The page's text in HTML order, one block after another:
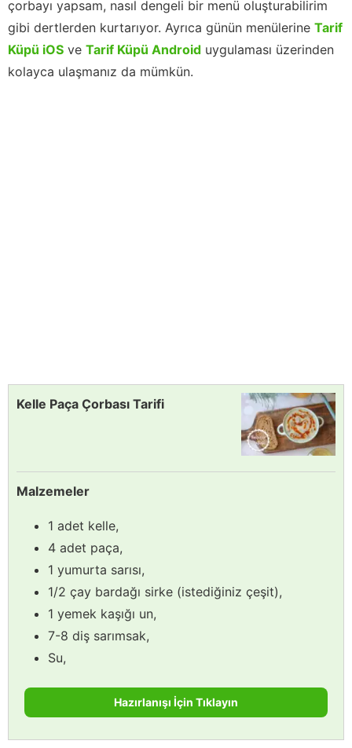
çorbayı yapsam, nasıl dengeli bir menü oluşturabilirim
gibi dertlerden kurtarıyor. Ayrıca günün menülerine Tarif
Küpü iOS ve Tarif Küpü Android uygulaması üzerinden
kolayca ulaşmanız da mümkün.
Kelle Paça Çorbası Tarifi
Malzemeler
1 adet kelle,
4 adet paça,
1 yumurta sarısı,
1/2 çay bardağı sirke (istediğiniz çeşit),
1 yemek kaşığı un,
7-8 diş sarımsak,
Su,
Hazırlanışı İçin Tıklayın